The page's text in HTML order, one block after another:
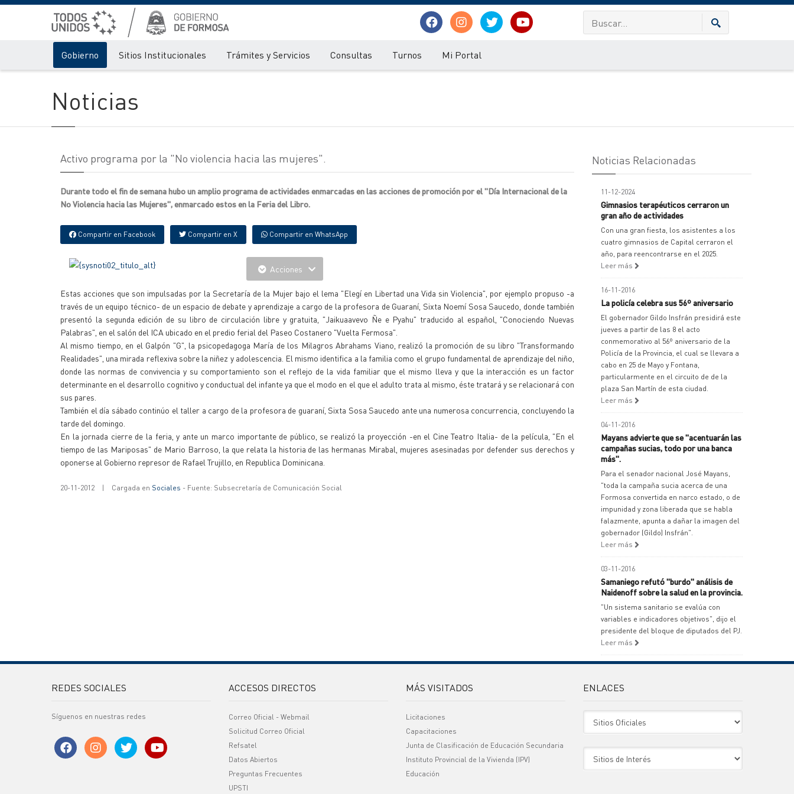
Gobierno Sitios Institucionales Trámites y Servicios Consultas Turnos Mi Portal
Noticias
Activo programa por la "No violencia hacia las mujeres".
Durante todo el fin de semana hubo un amplio programa de actividades enmarcadas en las acciones de promoción por el "Día Internacional de la
No Violencia hacia las Mujeres", enmarcado estos en la Feria del Libro.
Compartir en Facebook Compartir en X Compartir en WhatsApp
Acciones
Estas acciones que son impulsadas por la Secretaría de la Mujer bajo el lema "Elegí en Libertad una Vida sin Violencia", por ejemplo propuso -a
través de un equipo técnico- de un espacio de debate y aprendizaje a cargo de la profesora de Guaraní, Sixta Noemí Sosa Saucedo, donde también
presentó la segunda edición de su libro de circulación libre y gratuita, "Jaikuaavevo Ñe e Pyahu" traducido al español, "Conociendo Nuevas
Palabras", en el salón del ICA ubicado en el predio ferial del Paseo Costanero "Vuelta Fermosa".
Al mismo tiempo, en el Galpón "G", la psicopedagoga María de los Milagros Abrahams Viano, realizó la promoción de su libro "Transformando
Realidades", una mirada reflexiva sobre la niñez y adolescencia. El mismo identifica a la familia como el grupo fundamental de aprendizaje del niño,
donde las normas de convivencia y su comportamiento son el reflejo de la vida familiar que el mismo lleva y que la interacción es un factor
determinante en el desarrollo cognitivo y conductual del infante ya que el modo en el que el adulto trata al mismo, éste tratará y se relacionará con
sus pares.
También el día sábado continúo el taller a cargo de la profesora de guaraní, Sixta Sosa Saucedo ante una numerosa concurrencia, concluyendo la
tarde del domingo.
En la jornada cierre de la feria, y ante un marco importante de público, se realizó la proyección -en el Cine Teatro Italia- de la película, "En el
tiempo de las Mariposas" de Mario Barroso, la que relata la historia de las hermanas Mirabal, mujeres asesinadas por defender sus derechos y
oponerse al Gobierno represor de Rafael Trujillo, en Republica Dominicana.
20-11-2012 | Cargada en Sociales - Fuente: Subsecretaría de Comunicación Social
Noticias Relacionadas
11-12-2024
Gimnasios terapéuticos cerraron un
gran año de actividades
Con una gran fiesta, los asistentes a los
cuatro gimnasios de Capital cerraron el
año, para reencontrarse en el 2025.
Leer más
16-11-2016
La policía celebra sus 56º aniversario
El gobernador Gildo Insfrán presidirá este
jueves a partir de las 8 el acto
conmemorativo al 56º aniversario de la
Policía de la Provincia, el cual se llevara a
cabo en 25 de Mayo y Fontana,
particularmente en el circuito de de la
plaza San Martín de esta ciudad.
Leer más
04-11-2016
Mayans advierte que se "acentuarán las
campañas sucias, todo por una banca
más".
Para el senador nacional José Mayans,
"toda la campaña sucia acerca de una
Formosa convertida en narco estado, o de
impunidad y zona liberada que se habla
falazmente, apunta a dañar la imagen del
gobernador (Gildo) Insfrán".
Leer más
03-11-2016
Samaniego refutó "burdo" análisis de
Naidenoff sobre la salud en la provincia.
"Un sistema sanitario se evalúa con
variables e indicadores objetivos", dijo el
presidente del bloque de diputados del PJ.
Leer más
REDES SOCIALES
Síguenos en nuestras redes
ACCESOS DIRECTOS
Correo Oficial - Webmail
Solicitud Correo Oficial
Refsatel
Datos Abiertos
Preguntas Frecuentes
UPSTI
MÁS VISITADOS
Licitaciones
Capacitaciones
Junta de Clasificación de Educación Secundaria
Instituto Provincial de la Vivienda (IPV)
Educación
ENLACES